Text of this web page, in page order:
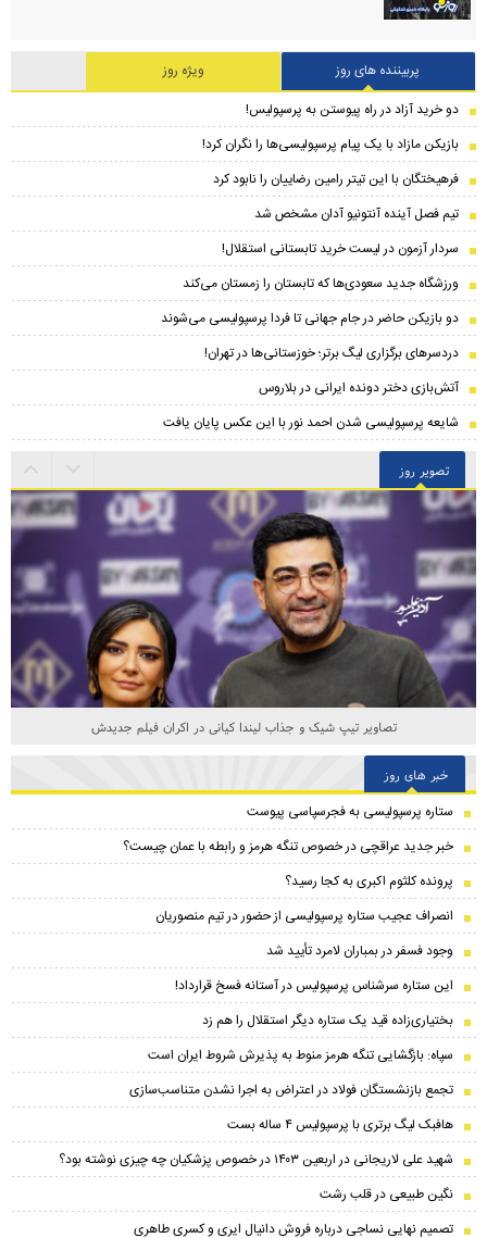
پربیننده های روز
ویژه روز
دو خرید آزاد در راه پیوستن به پرسپولیس!
بازیکن مازاد با یک پیام پرسپولیسی‌ها را نگران کرد!
فرهیختگان با این تیتر رامین رضاییان را نابود کرد
تیم فصل آینده آنتونیو آدان مشخص شد
سردار آزمون در لیست خرید تابستانی استقلال!
ورزشگاه جدید سعودی‌ها که تابستان را زمستان می‌کند
دو بازیکن حاضر در جام جهانی تا فردا پرسپولیسی می‌شوند
دردسرهای برگزاری لیگ برتر؛ خوزستانی‌ها در تهران!
آتش‌بازی دختر دونده ایرانی در بلاروس
شایعه پرسپولیسی شدن احمد نور با این عکس پایان یافت
تصویر روز
تصاویر تیپ شیک و جذاب لیندا کیانی در اکران فیلم جدیدش
خبر های روز
ستاره پرسپولیسی به فجرسپاسی پیوست
خبر جدید عراقچی در خصوص تنگه هرمز و رابطه با عمان چیست؟
پرونده کلثوم اکبری به کجا رسید؟
انصراف عجیب ستاره پرسپولیسی از حضور در تیم منصوریان
وجود فسفر در بمباران لامرد تأیید شد
این ستاره سرشناس پرسپولیس در آستانه فسخ قرارداد!
بختیاری‌زاده قید یک ستاره دیگر استقلال را هم زد
سپاه: بازگشایی تنگه هرمز منوط به پذیرش شروط ایران است
تجمع بازنشستگان فولاد در اعتراض به اجرا نشدن متناسب‌سازی
هافبک لیگ برتری با پرسپولیس ۴ ساله بست
شهید علی لاریجانی در اربعین ۱۴۰۳ در خصوص پزشکیان چه چیزی نوشته بود؟
نگین طبیعی در قلب رشت
تصمیم نهایی نساجی درباره فروش دانیال ایری و کسری طاهری